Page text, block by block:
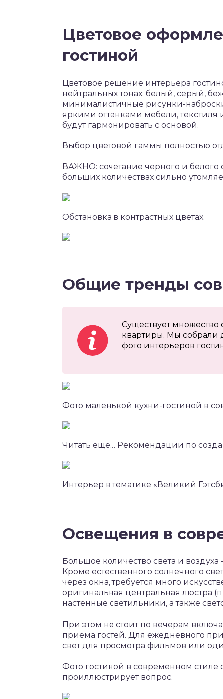
Цветовое
гостиной
Цветовое решение интерьера
нейтральных тонах: белый, серый,
минималистичные рисунки-
яркими оттенками мебели, текстиля
будут гармонировать с основой.
Выбор цветовой гаммы полностью
ВАЖНО: сочетание черного и белого
больших количествах сильно
Обстановка в контрастных цветах.
Общие тренды
Существует
квартиры. Мы собрали
фото интерьеров
Фото маленькой кухни-гостиной в
Читать еще… Рекомендации по
Интерьер в тематике «Великий
Освещения в
Большое количество света и
Кроме естественного солнечного
через окна, требуется много
оригинальная центральная люстра
настенные светильники, а также
При этом не стоит по вечерам
приема гостей. Для ежедневного
свет для просмотра фильмов или
Фото гостиной в современном
проиллюстрирует вопрос.